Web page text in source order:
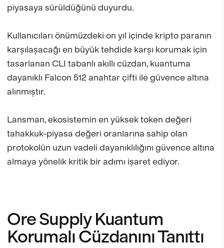
piyasaya sürüldüğünü duyurdu.
Kullanıcıları önümüzdeki on yıl içinde kripto paranın
karşılaşacağı en büyük tehdide karşı korumak için
tasarlanan CLI tabanlı akıllı cüzdan, kuantuma
dayanıklı Falcon 512 anahtar çifti ile güvence altına
alınmıştır.
Lansman, ekosistemin en yüksek token değeri
tahakkuk-piyasa değeri oranlarına sahip olan
protokolün uzun vadeli dayanıklılığını güvence altına
almaya yönelik kritik bir adımı işaret ediyor.
Ore Supply Kuantum
Korumalı Cüzdanını Tanıttı